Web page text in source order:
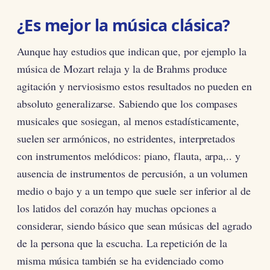
¿Es mejor la música clásica?
Aunque hay estudios que indican que, por ejemplo la
música de Mozart relaja y la de Brahms produce
agitación y nerviosismo estos resultados no pueden en
absoluto generalizarse. Sabiendo que los compases
musicales que sosiegan, al menos estadísticamente,
suelen ser armónicos, no estridentes, interpretados
con instrumentos melódicos: piano, flauta, arpa,.. y
ausencia de instrumentos de percusión, a un volumen
medio o bajo y a un tempo que suele ser inferior al de
los latidos del corazón hay muchas opciones a
considerar, siendo básico que sean músicas del agrado
de la persona que la escucha. La repetición de la
misma música también se ha evidenciado como